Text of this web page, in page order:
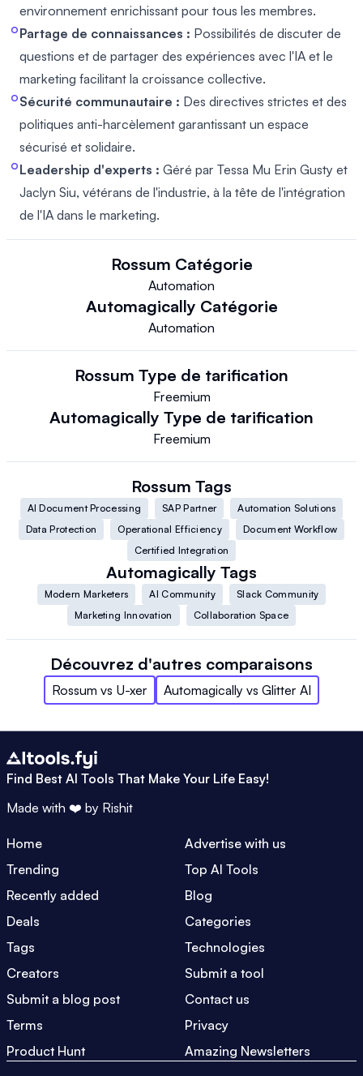
environnement enrichissant pour tous les membres.
Partage de connaissances : Possibilités de discuter de
questions et de partager des expériences avec l'IA et le
marketing facilitant la croissance collective.
Sécurité communautaire : Des directives strictes et des
politiques anti-harcèlement garantissant un espace
sécurisé et solidaire.
Leadership d'experts : Géré par Tessa Mu Erin Gusty et
Jaclyn Siu, vétérans de l'industrie, à la tête de l'intégration
de l'IA dans le marketing.
Rossum Catégorie
Automation
Automagically Catégorie
Automation
Rossum Type de tarification
Freemium
Automagically Type de tarification
Freemium
Rossum Tags
AI Document Processing SAP Partner
Automation Solutions
Data Protection
Operational Efficiency
Document Workflow
Certified Integration
Automagically Tags
Modern Marketers AI Community
Slack Community
Marketing Innovation
Collaboration Space
Découvrez d'autres comparaisons
Rossum vs U-xer Automagically vs Glitter AI
Find Best AI Tools That Make Your Life Easy!
Made with ❤️ by Rishit
Home
Advertise with us
Trending
Top AI Tools
Recently added
Blog
Deals
Categories
Tags
Technologies
Creators
Submit a tool
Submit a blog post
Contact us
Terms
Privacy
Product Hunt
Amazing Newsletters